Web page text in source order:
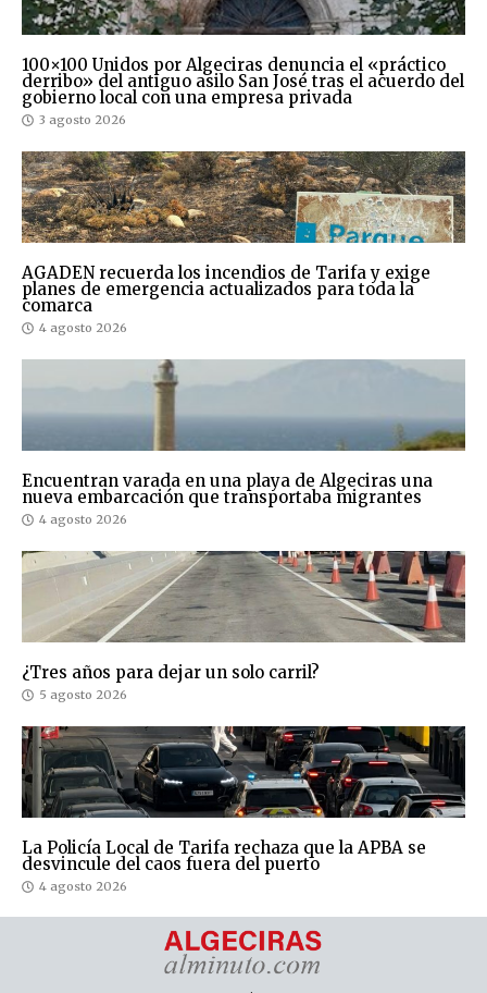
100×100 Unidos por Algeciras denuncia el «práctico
derribo» del antiguo asilo San José tras el acuerdo del
gobierno local con una empresa privada
3 agosto 2026
AGADEN recuerda los incendios de Tarifa y exige
planes de emergencia actualizados para toda la
comarca
4 agosto 2026
Encuentran varada en una playa de Algeciras una
nueva embarcación que transportaba migrantes
4 agosto 2026
¿Tres años para dejar un solo carril?
5 agosto 2026
La Policía Local de Tarifa rechaza que la APBA se
desvincule del caos fuera del puerto
4 agosto 2026